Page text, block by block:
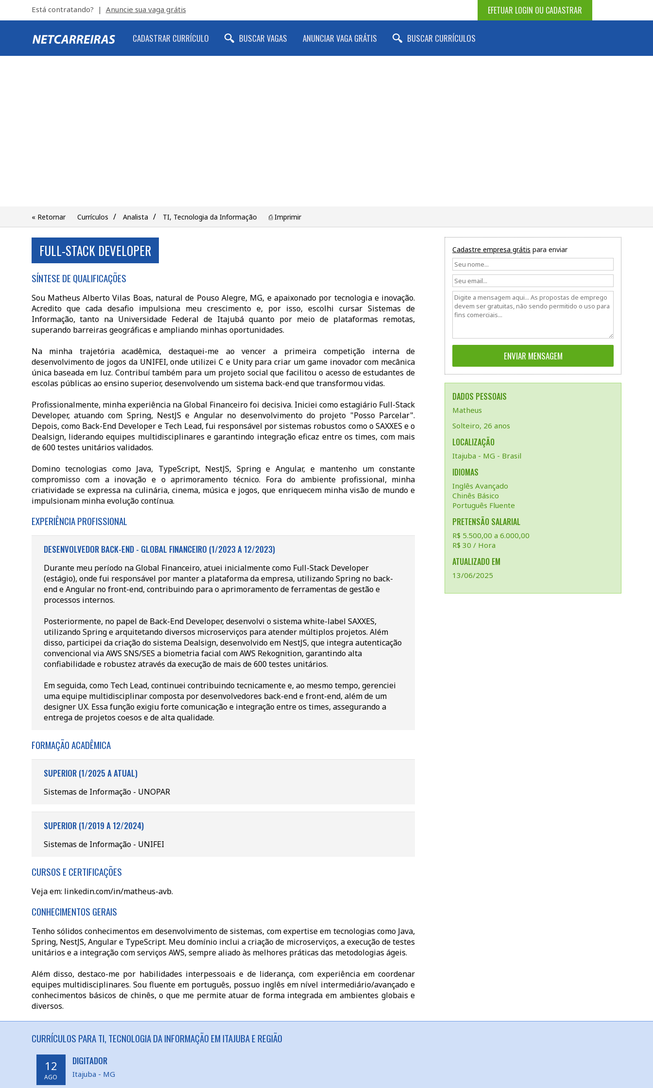
EFETUAR LOGIN OU CADASTRAR
Está contratando? | Anuncie sua vaga grátis
CADASTRAR CURRÍCULO BUSCAR VAGAS ANUNCIAR VAGA GRÁTIS BUSCAR CURRÍCULOS
« Retornar Currículos / Analista / TI, Tecnologia da Informação ⎙ Imprimir
Cadastre empresa grátis para enviar
DADOS PESSOAIS
Matheus
Solteiro, 26 anos
LOCALIZAÇÃO
Itajuba - MG - Brasil
IDIOMAS
Inglês Avançado
Chinês Básico
Português Fluente
PRETENSÃO SALARIAL
R$ 5.500,00 a 6.000,00
R$ 30 / Hora
ATUALIZADO EM
13/06/2025
FULL-STACK DEVELOPER
SÍNTESE DE QUALIFICAÇÕES
Sou Matheus Alberto Vilas Boas, natural de Pouso Alegre, MG, e apaixonado por tecnologia e inovação.
Acredito que cada desafio impulsiona meu crescimento e, por isso, escolhi cursar Sistemas de
Informação, tanto na Universidade Federal de Itajubá quanto por meio de plataformas remotas,
superando barreiras geográficas e ampliando minhas oportunidades.
Na minha trajetória acadêmica, destaquei-me ao vencer a primeira competição interna de
desenvolvimento de jogos da UNIFEI, onde utilizei C e Unity para criar um game inovador com mecânica
única baseada em luz. Contribuí também para um projeto social que facilitou o acesso de estudantes de
escolas públicas ao ensino superior, desenvolvendo um sistema back-end que transformou vidas.
Profissionalmente, minha experiência na Global Financeiro foi decisiva. Iniciei como estagiário Full-Stack
Developer, atuando com Spring, NestJS e Angular no desenvolvimento do projeto "Posso Parcelar".
Depois, como Back-End Developer e Tech Lead, fui responsável por sistemas robustos como o SAXXES e o
Dealsign, liderando equipes multidisciplinares e garantindo integração eficaz entre os times, com mais
de 600 testes unitários validados.
Domino tecnologias como Java, TypeScript, NestJS, Spring e Angular, e mantenho um constante
compromisso com a inovação e o aprimoramento técnico. Fora do ambiente profissional, minha
criatividade se expressa na culinária, cinema, música e jogos, que enriquecem minha visão de mundo e
impulsionam minha evolução contínua.
EXPERIÊNCIA PROFISSIONAL
DESENVOLVEDOR BACK-END - GLOBAL FINANCEIRO (1/2023 A 12/2023)
Durante meu período na Global Financeiro, atuei inicialmente como Full-Stack Developer
(estágio), onde fui responsável por manter a plataforma da empresa, utilizando Spring no back-
end e Angular no front-end, contribuindo para o aprimoramento de ferramentas de gestão e
processos internos.
Posteriormente, no papel de Back-End Developer, desenvolvi o sistema white-label SAXXES,
utilizando Spring e arquitetando diversos microserviços para atender múltiplos projetos. Além
disso, participei da criação do sistema Dealsign, desenvolvido em NestJS, que integra autenticação
convencional via AWS SNS/SES a biometria facial com AWS Rekognition, garantindo alta
confiabilidade e robustez através da execução de mais de 600 testes unitários.
Em seguida, como Tech Lead, continuei contribuindo tecnicamente e, ao mesmo tempo, gerenciei
uma equipe multidisciplinar composta por desenvolvedores back-end e front-end, além de um
designer UX. Essa função exigiu forte comunicação e integração entre os times, assegurando a
entrega de projetos coesos e de alta qualidade.
FORMAÇÃO ACADÊMICA
SUPERIOR (1/2025 A ATUAL)
Sistemas de Informação - UNOPAR
SUPERIOR (1/2019 A 12/2024)
Sistemas de Informação - UNIFEI
CURSOS E CERTIFICAÇÕES
Veja em: linkedin.com/in/matheus-avb.
CONHECIMENTOS GERAIS
Tenho sólidos conhecimentos em desenvolvimento de sistemas, com expertise em tecnologias como Java,
Spring, NestJS, Angular e TypeScript. Meu domínio inclui a criação de microserviços, a execução de testes
unitários e a integração com serviços AWS, sempre aliado às melhores práticas das metodologias ágeis.
Além disso, destaco-me por habilidades interpessoais e de liderança, com experiência em coordenar
equipes multidisciplinares. Sou fluente em português, possuo inglês em nível intermediário/avançado e
conhecimentos básicos de chinês, o que me permite atuar de forma integrada em ambientes globais e
diversos.
CURRÍCULOS PARA TI, TECNOLOGIA DA INFORMAÇÃO EM ITAJUBA E REGIÃO
12
AGO
DIGITADOR
Itajuba - MG